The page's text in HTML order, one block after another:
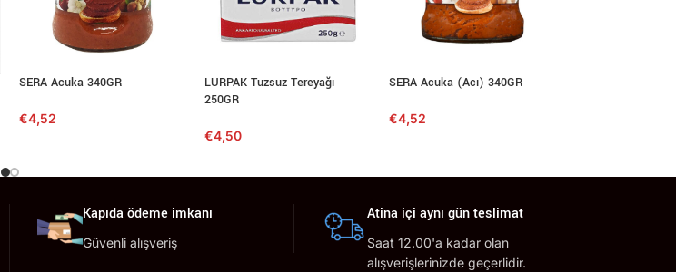
SERA Acuka 340GR
€4,52
LURPAK Tuzsuz Tereyağı
250GR
€4,50
SERA Acuka (Acı) 340GR
€4,52
Kapıda ödeme imkanı
Güvenli alışveriş
Atina içi aynı gün teslimat
Saat 12.00'a kadar olan
alışverişlerinizde geçerlidir.